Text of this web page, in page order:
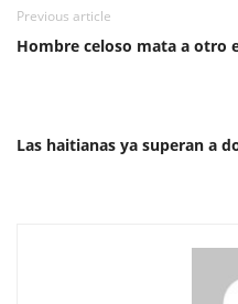
Previous article
Hombre celoso mata a otro
Las haitianas ya superan a